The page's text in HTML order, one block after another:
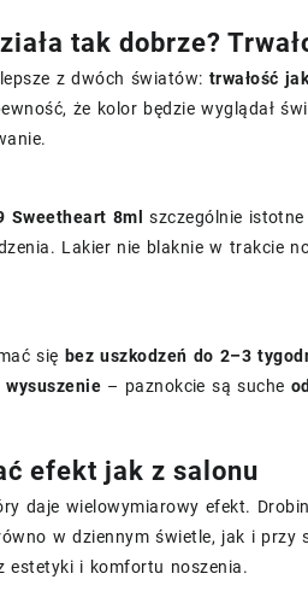
tak dobrze?
z dwóch światów: trwałość
że kolor będzie wyglądał
Sweetheart 8ml
szczególnie
Lakier nie blaknie w trakcie
się bez uszkodzeń do 2–3
– paznokcie są suche
efekt jak z salonu
daje wielowymiarowy efekt.
w dziennym świetle, jak i
estetyki i komfortu noszenia.